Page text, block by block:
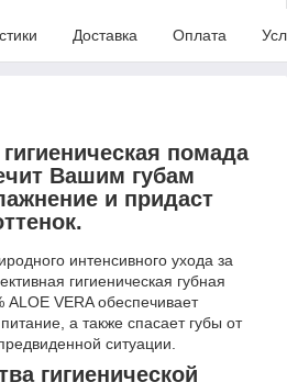
Доставка Оплата
помада
Вашим губам
и придаст
интенсивного ухода за
гигиеническая губная
VERA обеспечивает
а также спасает губы от
ситуации.
гигиенической